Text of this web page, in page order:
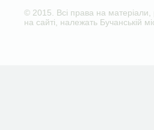
© 2015. Всі права на матеріали,
на сайті, належать Бучанській